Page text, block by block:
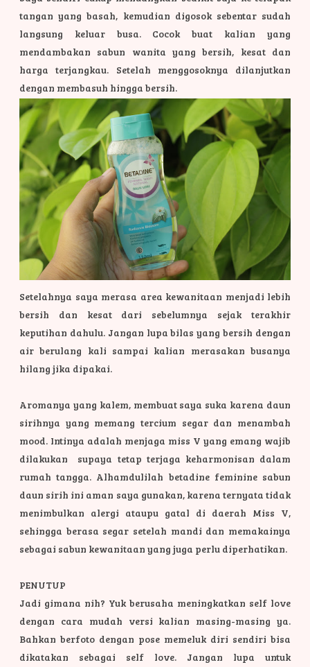
tangan yang basah, kemudian digosok sebentar sudah
langsung keluar busa. Cocok buat kalian yang
mendambakan sabun wanita yang bersih, kesat dan
harga terjangkau. Setelah menggosoknya dilanjutkan
dengan membasuh hingga bersih.
Setelahnya saya merasa area kewanitaan menjadi lebih
bersih dan kesat dari sebelumnya sejak terakhir
keputihan dahulu. Jangan lupa bilas yang bersih dengan
air berulang kali sampai kalian merasakan busanya
hilang jika dipakai.
Aromanya yang kalem, membuat saya suka karena daun
sirihnya yang memang tercium segar dan menambah
mood. Intinya adalah menjaga miss V yang emang wajib
dilakukan supaya tetap terjaga keharmonisan dalam
rumah tangga. Alhamdulilah betadine feminine sabun
daun sirih ini aman saya gunakan, karena ternyata tidak
menimbulkan alergi ataupu gatal di daerah Miss V,
sehingga berasa segar setelah mandi dan memakainya
sebagai sabun kewanitaan yang juga perlu diperhatikan.
PENUTUP
Jadi gimana nih? Yuk berusaha meningkatkan self love
dengan cara mudah versi kalian masing-masing ya.
Bahkan berfoto dengan pose memeluk diri sendiri bisa
dikatakan sebagai self love. Jangan lupa untuk